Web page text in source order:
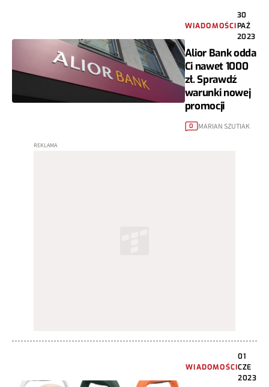
WIADOMOŚCI
30
PAŹ
2023
Alior Bank odda
Ci nawet 1000
zł. Sprawdź
warunki nowej
promocji
0 MARIAN SZUTIAK
WIADOMOŚCI
01
CZE
2023